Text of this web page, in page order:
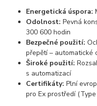
Energetická úspora:
Odolnost: Pevná
300 600 hodin
Bezpečné použití:
přepětí – automatické
Široké použití:
s automatizací
Certifikáty: Plní
pro Ex prostředí (Type